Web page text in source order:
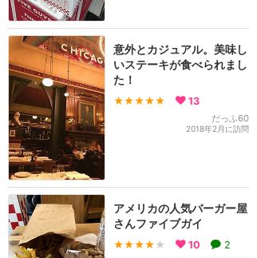
意外とカジュアル。美味し
いステーキが食べられまし
た！
★★★★★ 13
だっふ60
2018年2月に訪問
アメリカの人気バーガー屋
さんファイブガイ
★★★★ ★ 10 2